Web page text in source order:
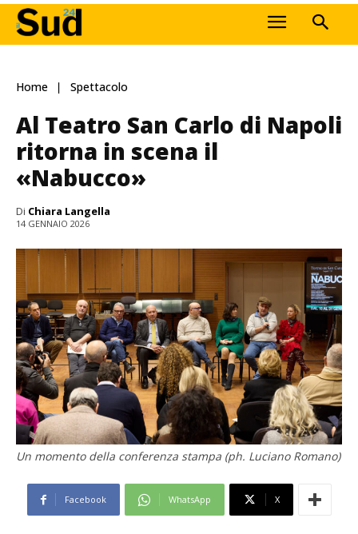
Home Spettacolo
Al Teatro San Carlo di Napoli
ritorna in scena il
«Nabucco»
Di Chiara Langella
14 GENNAIO 2026
Un momento della conferenza stampa (ph. Luciano Romano)
Facebook WhatsApp X